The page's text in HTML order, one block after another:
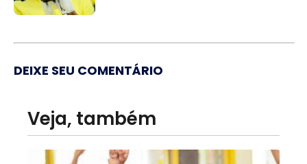
DEIXE SEU COMENTÁRIO
Veja, também